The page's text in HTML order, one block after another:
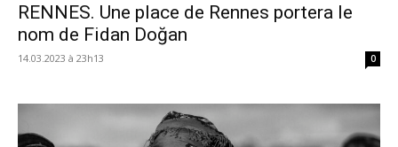
RENNES. Une place de Rennes portera le
nom de Fidan Doğan
14.03.2023 à 23h13 0